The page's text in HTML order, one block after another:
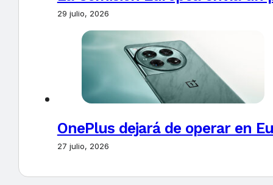
29 julio, 2026
OnePlus dejará de operar en
27 julio, 2026